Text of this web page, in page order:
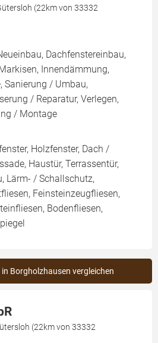
(22km von 33332
Dachfenstereinbau,
Innendämmung,
Sanierung / Umbau,
/ Reparatur, Verlegen,
/ Montage
Holzfenster, Dach /
Haustür, Terrassentür,
Lärm- / Schallschutz,
Feinsteinzeugfliesen,
Bodenfliesen,
Borgholzhausen vergleichen
(22km von 33332